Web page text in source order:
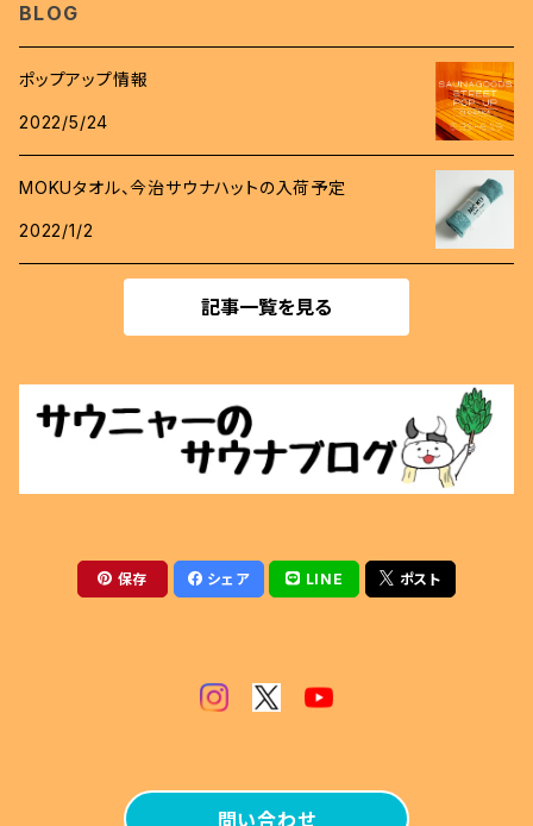
キーホルダー
バッジ
ワッペン
ぬいぐるみ
斧
テントサウナ
サウナベンチ
火ばさみ
BLOG
ポップアップ情報
2022/5/24
MOKUタオル、今治サウナハットの入荷予定
2022/1/2
記事一覧を見る
保存 シェア LINE ポスト
問い合わせ